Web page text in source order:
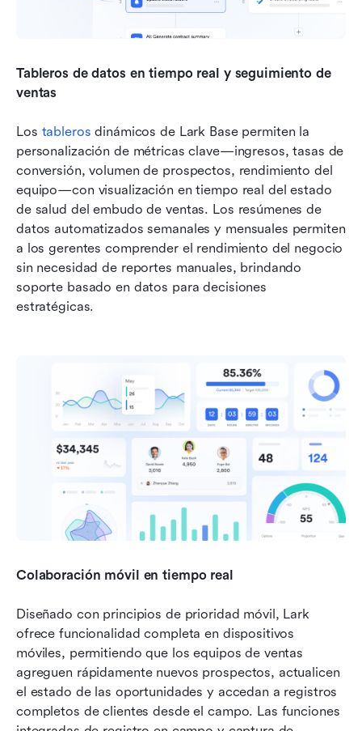
Tableros de datos en tiempo real y seguimiento de
ventas
Los tableros dinámicos de Lark Base permiten la
personalización de métricas clave—ingresos, tasas de
conversión, volumen de prospectos, rendimiento del
equipo—con visualización en tiempo real del estado
de salud del embudo de ventas. Los resúmenes de
datos automatizados semanales y mensuales permiten
a los gerentes comprender el rendimiento del negocio
sin necesidad de reportes manuales, brindando
soporte basado en datos para decisiones
estratégicas.
Colaboración móvil en tiempo real
Diseñado con principios de prioridad móvil, Lark
ofrece funcionalidad completa en dispositivos
móviles, permitiendo que los equipos de ventas
agreguen rápidamente nuevos prospectos, actualicen
el estado de las oportunidades y accedan a registros
completos de clientes desde el campo. Las funciones